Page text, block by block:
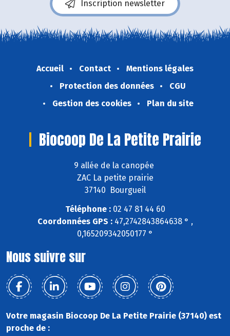
Inscription newsletter
Accueil Contact
Mentions légales
Protection des données
CGU
Gestion des cookies
Plan du site
Biocoop De La Petite Prairie
9 allée de la canopée
ZAC La petite prairie
37140 Bourgueil
Téléphone :02 47 81 44 60
Coordonnées GPS :47,2742843864638 ° ,
0,165209342050177 °
Nous suivre sur
Votre magasin Biocoop De La Petite Prairie (37140) est
proche de :